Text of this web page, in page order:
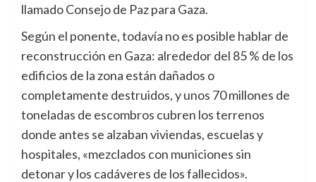
llamado Consejo de Paz para Gaza.
Según el ponente, todavía no es posible hablar de
reconstrucción en Gaza: alrededor del 85 % de los
edificios de la zona están dañados o
completamente destruidos, y unos 70 millones de
toneladas de escombros cubren los terrenos
donde antes se alzaban viviendas, escuelas y
hospitales, «mezclados con municiones sin
detonar y los cadáveres de los fallecidos».